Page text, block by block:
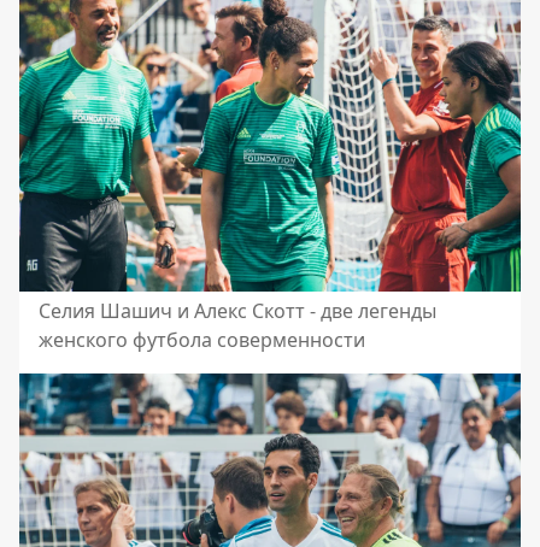
Селия Шашич и Алекс Скотт - две легенды
женского футбола соверменности